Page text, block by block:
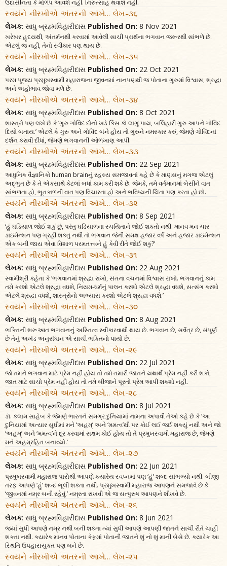
ઉદાસીનતા કે મોળપ આવશે નહીં. નિરુત્સાહ થવાશે નહીં.
સ્વયંને નીરખીએ અંતરની આંખે... લેખ-૩૬
લેખક: સાધુ બ્રહ્મવિહારીદાસ Published On: 8 Nov 2021
ખરેખર હૃદયથી, અંતર્મનથી કરવામાં આવેલી સાચી પ્રાર્થના ભગવાન જરૂરથી સાંભળે છે.
એટલું જ નહીં, તેનો સ્વીકાર પણ થાય છે.
સ્વયંને નીરખીએ અંતરની આંખે... લેખ-૩૫
લેખક: સાધુ બ્રહ્મવિહારીદાસ Published On: 22 Oct 2021
પરમ પૂજ્ય પ્રમુખસ્વામી મહારાજના જીવનમાં નાનપણથી જ પોતાના ગુરુમાં વિશ્વાસ, શ્રદ્ધા
અને અહોભાવ જોવા મળે છે.
સ્વયંને નીરખીએ અંતરની આંખે... લેખ-૩૪
લેખક: સાધુ બ્રહ્મવિહારીદાસ Published On: 8 Oct 2021
શાસ્ત્રો પણ લખે છે કે ‘ગુરુ ગોવિંદ દોનો ખડે કિસ કો લાગું પાય, બલિહારી ગુરુ આપને ગોવિંદ
દિયો બતાય.’ એટલે કે ગુરુ અને ગોવિંદ બંને હોય તો ગુરુને નમસ્કાર કરું, જેમણે ગોવિંદનાં
દર્શન કરાવી દીધાં, જેમણે ભગવાનની ઓળખાણ આપી.
સ્વયંને નીરખીએ અંતરની આંખે... લેખ-૩૩
લેખક: સાધુ બ્રહ્મવિહારીદાસ Published On: 22 Sep 2021
આધુનિક વૈજ્ઞાનિકો human brainનું રહસ્ય સમજાવતાં કહે છે કે માણસનું મગજ એટલું
અદ્ભુત છે કે તે એકસાથે કેટલાં બધાં કામ કરી શકે છે. જેમકે, તમે વર્તમાનમાં બેસીને વાત
સાંભળતા હો, ભૂતકાળની વાત પણ વિચારતા હો અને ભવિષ્યની ચિંતા પણ કરતા હો છો.
સ્વયંને નીરખીએ અંતરની આંખે... લેખ-૩૨
લેખક: સાધુ બ્રહ્મવિહારીદાસ Published On: 8 Sep 2021
‘હું ઘડિયાળ જોઈ શકું છું, પરંતુ ઘડિયાળના રચયિતાને જોઈ શકતો નથી. માનવ મન ચાર
ડાઇમેન્શન પણ ગ્રહી શકતું નથી તો ભગવાન જેની સમક્ષ હજાર વર્ષ અને હજાર ડાઇમેન્શન
એક બની જાય એવા વિશાળ પરમતત્ત્વને હું કેવી રીતે જોઈ શકું?’
સ્વયંને નીરખીએ અંતરની આંખે... લેખ-૩૧
લેખક: સાધુ બ્રહ્મવિહારીદાસ Published On: 22 Aug 2021
સ્વામીશ્રી કહેતા કે ‘ભગવાનમાં શ્રદ્ધા રાખો, સંતના વચનમાં વિશ્વાસ રાખો. ભગવાનનું કામ
તમે કરશો એટલે શ્રદ્ધા વધશે, નિયમ-ધર્મનું પાલન કરશો એટલે શ્રદ્ધા વધશે, સત્સંગ કરશો
એટલે શ્રદ્ધા વધશે, શાસ્ત્રોનો અભ્યાસ કરશો એટલે શ્રદ્ધા વધશે.’
સ્વયંને નીરખીએ અંતરની આંખે... લેખ-૩૦
લેખક: સાધુ બ્રહ્મવિહારીદાસ Published On: 8 Aug 2021
ભક્તિની શરૂઆત ભગવાનનું અસ્તિત્વ સ્વીકારવાથી થાય છે. ભગવાન છે, સર્વત્ર છે, સંપૂર્ણ
છે તેનું અખંડ અનુસંધાન એ સાચી ભક્તિનો પાયો છે.
સ્વયંને નીરખીએ અંતરની આંખે... લેખ-૨૯
લેખક: સાધુ બ્રહ્મવિહારીદાસ Published On: 22 Jul 2021
જો તમને ભગવાન માટે પ્રેમ નહીં હોય તો તમે તમારી જાતને યથાર્થ પ્રેમ નહીં કરી શકો,
જાત માટે સાચો પ્રેમ નહીં હોય તો તમે બીજાને પૂરતો પ્રેમ આપી શકશો નહીં.
સ્વયંને નીરખીએ અંતરની આંખે... લેખ-૨૮
લેખક: સાધુ બ્રહ્મવિહારીદાસ Published On: 8 Jul 2021
ડૉ. કલામ સાહેબ કે જેમણે ભારતને સમગ્ર દુનિયામાં નામના અપાવી તેઓ કહે છે કે ‘આ
દુનિયામાં અત્યાર સુધીમાં મને ‘અહમ્’ અને ‘મમત્વ’થી પર કોઈ લઈ જઈ શક્યું નથી અને જો
‘અહમ્’ અને ‘મમત્વ’ને દૂર કરવામાં સક્ષમ કોઈ હોય તો તે પ્રમુખસ્વામી મહારાજ છે, જેમણે
મને અહમ્રહિત બનાવ્યો.’
સ્વયંને નીરખીએ અંતરની આંખે... લેખ-૨૭
લેખક: સાધુ બ્રહ્મવિહારીદાસ Published On: 22 Jun 2021
પ્રમુખસ્વામી મહારાજ પાસેથી આપણે ક્યારેય સ્વપ્નમાં પણ ‘હું’ શબ્દ સાંભળ્યો નથી. બીજી
તરફ આપણે ‘હું’ શબ્દ ભૂલી શકતા નથી. પ્રમુખસ્વામી મહારાજ આપણને સમજાવે છે કે
‘જીવનમાં નમ્ર બની રહેવું.’ નમ્રતા રાખવી એ જ સત્પુરુષ આપણને શીખવે છે.
સ્વયંને નીરખીએ અંતરની આંખે... લેખ-૨૬
લેખક: સાધુ બ્રહ્મવિહારીદાસ Published On: 8 Jun 2021
જ્યાં સુધી આપણે નમ્ર નથી બની શકતા ત્યાં સુધી આપણે આપણી જાતને સાચી રીતે ચાહી
શકતા નથી. ક્યારેક માનવ પોતાના કેફમાં પોતાની જાતને શું નો શું માની બેસે છે. ક્યારેક આ
સ્થિતિ ઉપહાસયુક્ત પણ બને છે.
સ્વયંને નીરખીએ અંતરની આંખે... લેખ-૨૫